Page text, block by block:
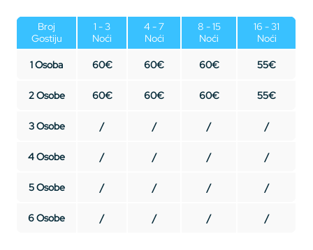
Broj
Gostiju
1 - 3
Noći
4 - 7
Noći
8 - 15
Noći
16 - 31
Noći
1 Osoba 60€ 60€ 60€ 55€
2 Osobe 60€ 60€ 60€ 55€
3 Osobe / / / /
4 Osobe / / / /
5 Osobe / / / /
6 Osobe / / / /